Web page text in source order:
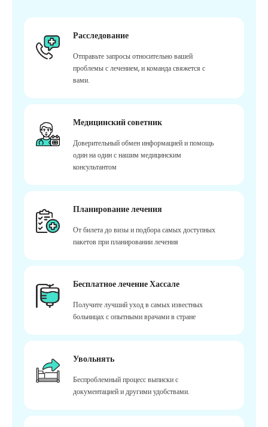
Расследование
Отправьте запросы относительно вашей
проблемы с лечением, и команда свяжется с
вами.
Медицинский советник
Доверительный обмен информацией и помощь
один на один с нашим медицинским
консультантом
Планирование лечения
От билета до визы и подбора самых доступных
пакетов при планировании лечения
Бесплатное лечение Хассале
Получите лучший уход в самых известных
больницах с опытными врачами в стране
Увольнять
Беспроблемный процесс выписки с
документацией и другими удобствами.